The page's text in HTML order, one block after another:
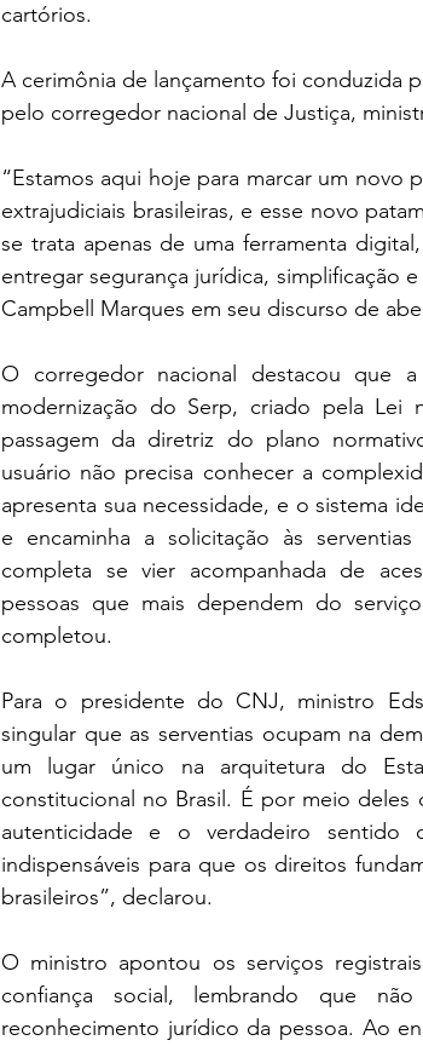
cartórios.
A cerimônia de lançamento foi conduzida
pelo corregedor nacional de Justiça,
“Estamos aqui hoje para marcar um novo
extrajudiciais brasileiras, e esse novo
se trata apenas de uma ferramenta
entregar segurança jurídica, simplificação
Campbell Marques em seu discurso de
O corregedor nacional destacou que
modernização do Serp, criado pela Lei
passagem da diretriz do plano
usuário não precisa conhecer a
apresenta sua necessidade, e o sistema
e encaminha a solicitação às
completa se vier acompanhada de
pessoas que mais dependem do
completou.
Para o presidente do CNJ, ministro
singular que as serventias ocupam na
um lugar único na arquitetura do
constitucional no Brasil. É por meio
autenticidade e o verdadeiro sentido
indispensáveis para que os direitos
brasileiros”, declarou.
O ministro apontou os serviços
confiança social, lembrando que
reconhecimento jurídico da pessoa. Ao